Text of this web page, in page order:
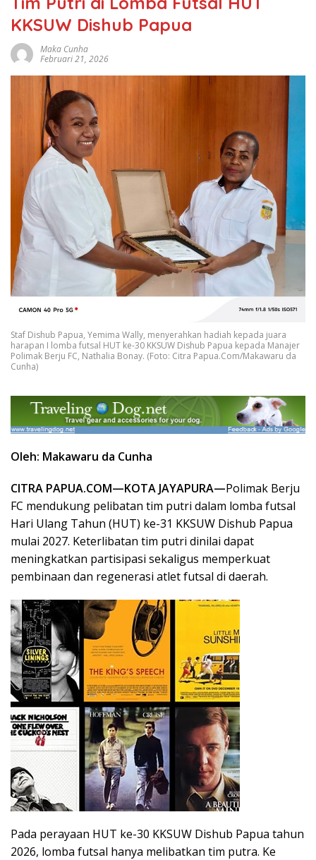
KKSUW Dishub Papua
Maka Cunha
Februari 21, 2026
Staf Dishub Papua, Yemima Wally, menyerahkan hadiah kepada juara
harapan I lomba futsal HUT ke-30 KKSUW Dishub Papua kepada Manajer
Polimak Berju FC, Nathalia Bonay. (Foto: Citra Papua.Com/Makawaru da
Cunha)
Oleh: Makawaru da Cunha
CITRA PAPUA.COM—KOTA JAYAPURA—Polimak Berju
FC mendukung pelibatan tim putri dalam lomba futsal
Hari Ulang Tahun (HUT) ke-31 KKSUW Dishub Papua
mulai 2027. Keterlibatan tim putri dinilai dapat
meningkatkan partisipasi sekaligus memperkuat
pembinaan dan regenerasi atlet futsal di daerah.
Pada perayaan HUT ke-30 KKSUW Dishub Papua tahun
2026, lomba futsal hanya melibatkan tim putra. Ke